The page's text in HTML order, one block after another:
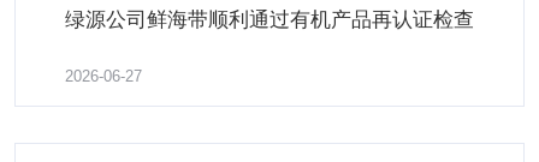
绿源公司鲜海带顺利通过有机产品再认证检查
了解更多
绿源公司鲜海带顺利通过有机产品再认证检查
2026-06-27